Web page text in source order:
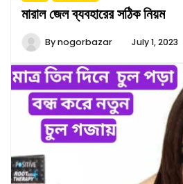
মারাল জেল ব্যবহারের সঠিক নিয়ম
Bynogorbazar July 1, 2023